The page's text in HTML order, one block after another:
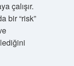
çalışır.
bir “risk”